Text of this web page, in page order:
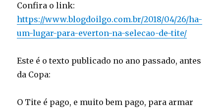
Confira o link:
https://www.blogdoilgo.com.br/2018/04/26/ha-
um-lugar-para-everton-na-selecao-de-tite/
Este é o texto publicado no ano passado, antes
da Copa:
O Tite é pago, e muito bem pago, para armar